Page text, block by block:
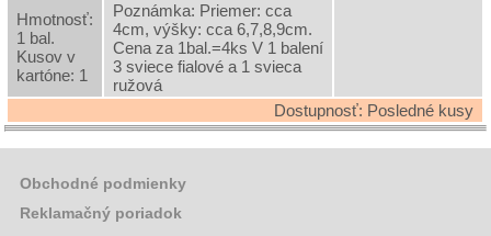
Hmotnosť:
1 bal.
Kusov v
kartóne: 1
Poznámka: Priemer: cca
4cm, výšky: cca 6,7,8,9cm.
Cena za 1bal.=4ks V 1 balení
3 sviece fialové a 1 svieca
ružová
Dostupnosť: Posledné kusy
Obchodné podmienky
Reklamačný poriadok